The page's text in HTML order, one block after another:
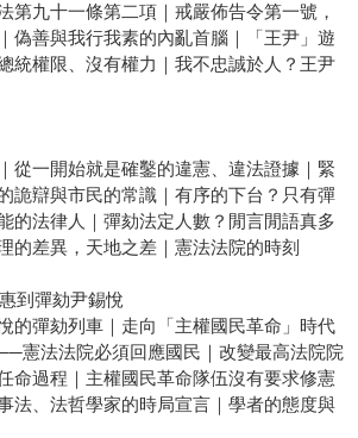
第九十一條第二項｜戒嚴佈告令第一號，
偽善與我行我素的內亂首腦｜「王尹」遊
統權限、沒有權力｜我不忠誠於人？王尹
從一開始就是確鑿的違憲、違法證據｜緊
詭辯與市民的常識｜有序的下台？只有彈
的法律人｜彈劾法定人數？閒言閒語真多
的差異，天地之差｜憲法法院的時刻
到彈劾尹錫悅
的彈劾列車｜走向「主權國民革命」時代
憲法法院必須回應國民｜改變最高法院院
命過程｜主權國民革命隊伍沒有要求修憲
法、法哲學家的時局宣言｜學者的態度與